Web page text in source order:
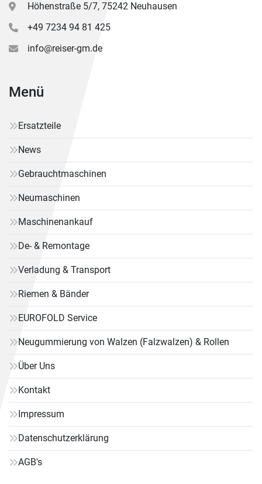
Höhenstraße 5/7, 75242 Neuhausen
+49 7234 94 81 425
info@reiser-gm.de
Menü
Ersatzteile
News
Gebrauchtmaschinen
Neumaschinen
Maschinenankauf
De- & Remontage
Verladung & Transport
Riemen & Bänder
EUROFOLD Service
Neugummierung von Walzen (Falzwalzen) & Rollen
Über Uns
Kontakt
Impressum
Datenschutzerklärung
AGB's